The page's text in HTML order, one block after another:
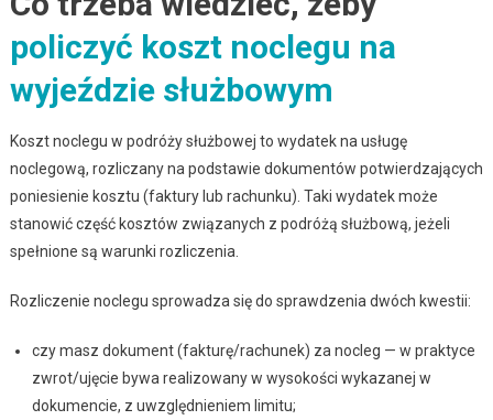
policzyć koszt noclegu na
wyjeździe służbowym
Koszt noclegu w podróży służbowej to wydatek na usługę
noclegową, rozliczany na podstawie dokumentów potwierdzających
poniesienie kosztu (faktury lub rachunku). Taki wydatek może
stanowić część kosztów związanych z podróżą służbową, jeżeli
spełnione są warunki rozliczenia.
Rozliczenie noclegu sprowadza się do sprawdzenia dwóch kwestii:
czy masz dokument (fakturę/rachunek) za nocleg — w praktyce
zwrot/ujęcie bywa realizowany w wysokości wykazanej w
dokumencie, z uwzględnieniem limitu;